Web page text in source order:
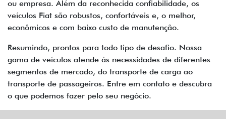
ou empresa. Além da reconhecida confiabilidade, os
veículos Fiat são robustos, confortáveis e, o melhor,
econômicos e com baixo custo de manutenção.
Resumindo, prontos para todo tipo de desafio. Nossa
gama de veículos atende às necessidades de diferentes
segmentos de mercado, do transporte de carga ao
transporte de passageiros. Entre em contato e descubra
o que podemos fazer pelo seu negócio.